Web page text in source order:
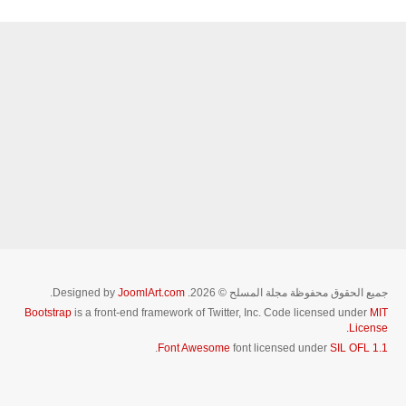
جميع الحقوق محفوظة مجلة المسلح © 2026. Designed by JoomlArt.com
.
Bootstrap is a front-end framework of Twitter, Inc. Code licensed under MIT
License.
Font Awesome font licensed under SIL OFL 1.1
.